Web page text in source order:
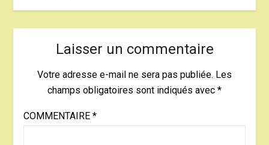
Laisser un commentaire
Votre adresse e-mail ne sera pas publiée. Les
champs obligatoires sont indiqués avec *
COMMENTAIRE *